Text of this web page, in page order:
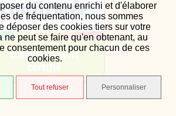
du contenu enrichi et d'élaborer
de fréquentation, nous sommes
déposer des cookies tiers sur votre
ne peut se faire qu'en obtenant, au
consentement pour chacun de ces
cookies.
Tout refuser Personnaliser